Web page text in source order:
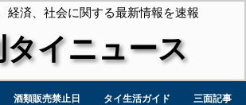
経済、社会に関する最新情報を速報
タイニュース
酒類販売禁止日 タイ生活ガイド 三面記事